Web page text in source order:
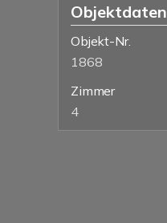
Objektdaten
Objekt-Nr.
1868
Zimmer
4